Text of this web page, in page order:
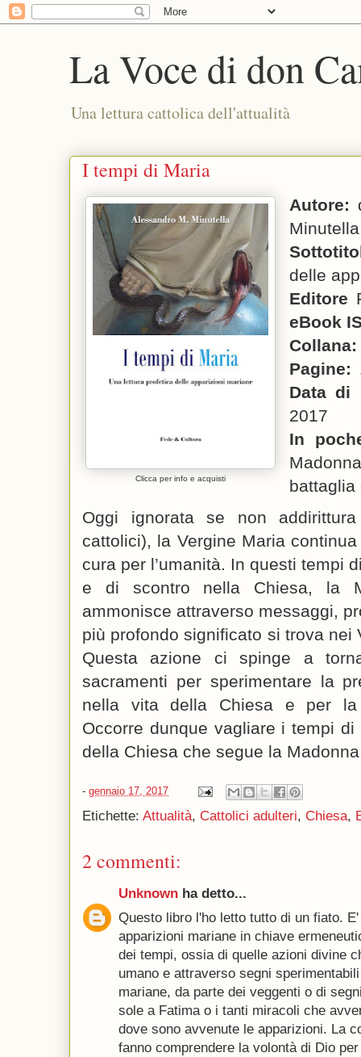
La Voce di don
Una lettura cattolica dell'attualità
I tempi di Maria
Clicca per info e acquisti
Autore:
Minutella
delle
Editore
eBook
Collana:
Pagine:
Data di
2017
In
battaglia
Oggi ignorata se non
cattolici), la Vergine Maria
cura per l’umanità. In questi tempi
e di scontro nella Chiesa, la
ammonisce attraverso messaggi,
più profondo significato si trova nei
Questa azione ci spinge a
sacramenti per sperimentare la
nella vita della Chiesa e per la
Occorre dunque vagliare i tempi
della Chiesa che segue la
- gennaio 17, 2017
Etichette: Attualità, Cattolici adulteri, Chiesa,
2 commenti:
Unknown ha detto...
Questo libro l'ho letto tutto di un fiato.
apparizioni mariane in chiave
dei tempi, ossia di quelle azioni divine
umano e attraverso segni
mariane, da parte dei veggenti o di
sole a Fatima o i tanti miracoli che
dove sono avvenute le apparizioni. La
fanno comprendere la volontà di Dio